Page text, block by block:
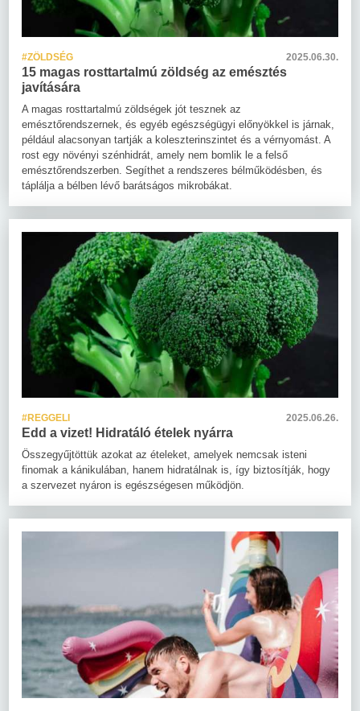
#ZÖLDSÉG 2025.06.30.
15 magas rosttartalmú zöldség az emésztés
javítására
A magas rosttartalmú zöldségek jót tesznek az
emésztőrendszernek, és egyéb egészségügyi előnyökkel is járnak,
például alacsonyan tartják a koleszterinszintet és a vérnyomást. A
rost egy növényi szénhidrát, amely nem bomlik le a felső
emésztőrendszerben. Segíthet a rendszeres bélműködésben, és
táplálja a bélben lévő barátságos mikrobákat.
#REGGELI 2025.06.26.
Edd a vizet! Hidratáló ételek nyárra
Összegyűjtöttük azokat az ételeket, amelyek nemcsak isteni
finomak a kánikulában, hanem hidratálnak is, így biztosítják, hogy
a szervezet nyáron is egészségesen működjön.